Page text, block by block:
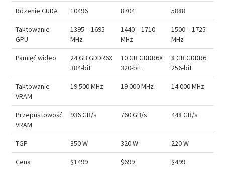
Rdzenie CUDA 10496 8704 5888
Taktowanie
GPU
1395 – 1695
MHz
1440 – 1710
MHz
1500 – 1725
MHz
Pamięć wideo
24 GB GDDR6X
384-bit
10 GB GDDR6X
320-bit
8 GB GDDR6
256-bit
Taktowanie
VRAM
19 500 MHz 19 000 MHz 14 000 MHz
Przepustowość
VRAM
936 GB/s 760 GB/s 448 GB/s
TGP 350 W 320 W 220 W
Cena $1499 $699 $499